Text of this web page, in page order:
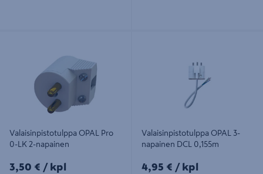
Valaisinpistotulppa OPAL Pro
0-LK 2-napainen
3,50€/kpl
3,50 € / kpl
Valaisinpistotulppa OPAL 3-
napainen DCL 0,155m
4,95€/kpl
4,95 € / kpl